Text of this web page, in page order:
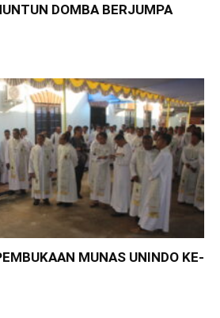
DOMBA BERJUMPA
MUNAS UNINDO KE-